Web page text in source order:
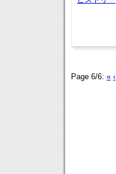
Page 6/6: « ‹